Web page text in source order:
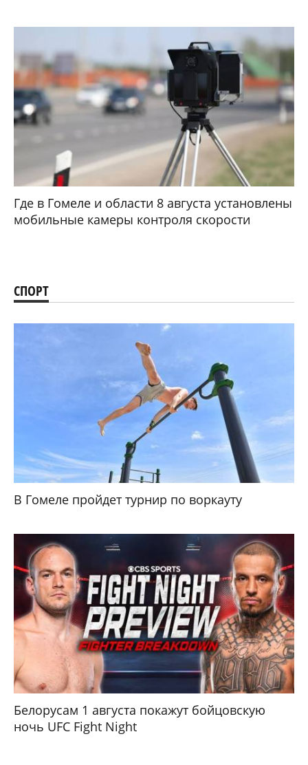
Где в Гомеле и области 8 августа установлены
мобильные камеры контроля скорости
СПОРТ
В Гомеле пройдет турнир по воркауту
Белорусам 1 августа покажут бойцовскую
ночь UFC Fight Night